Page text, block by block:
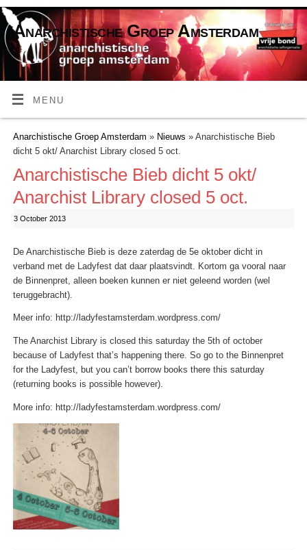
Anarchistische Groep Amsterdam
MENU
Anarchistische Groep Amsterdam » Nieuws » Anarchistische Bieb
dicht 5 okt/ Anarchist Library closed 5 oct.
Anarchistische Bieb dicht 5 okt/
Anarchist Library closed 5 oct.
3 October 2013
De Anarchistische Bieb is deze zaterdag de 5e oktober dicht in
verband met de Ladyfest dat daar plaatsvindt. Kortom ga vooral naar
de Binnenpret, alleen boeken kunnen er niet geleend worden (wel
teruggebracht).
Meer info: http://ladyfestamsterdam.wordpress.com/
The Anarchist Library is closed this saturday the 5th of october
because of Ladyfest that’s happening there. So go to the Binnenpret
for the Ladyfest, but you can’t borrow books there this saturday
(returning books is possible however).
More info: http://ladyfestamsterdam.wordpress.com/